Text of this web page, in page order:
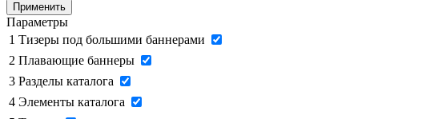
Применить
Параметры
1 Тизеры под большими баннерами
2 Плавающие баннеры
3 Разделы каталога
4 Элементы каталога